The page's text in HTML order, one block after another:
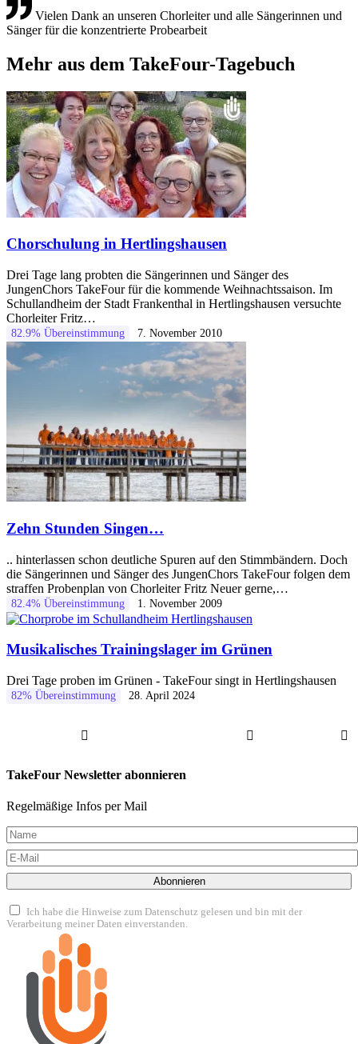
Vielen Dank an unseren Chorleiter und alle Sängerinnen und
Sänger für die konzentrierte Probearbeit
Mehr aus dem TakeFour-Tagebuch
Chorschulung in Hertlingshausen
Drei Tage lang probten die Sängerinnen und Sänger des
JungenChors TakeFour für die kommende Weihnachtssaison. Im
Schullandheim der Stadt Frankenthal in Hertlingshausen versuchte
Chorleiter Fritz…
82.9% Übereinstimmung 7. November 2010
Zehn Stunden Singen…
.. hinterlassen schon deutliche Spuren auf den Stimmbändern. Doch
die Sängerinnen und Sänger des JungenChors TakeFour folgen dem
straffen Probenplan von Chorleiter Fritz Neuer gerne,…
82.4% Übereinstimmung 1. November 2009
Musikalisches Trainingslager im Grünen
Drei Tage proben im Grünen - TakeFour singt in Hertlingshausen
82% Übereinstimmung 28. April 2024
TakeFour Newsletter abonnieren
Regelmäßige Infos per Mail
Abonnieren
Ich habe die Hinweise zum Datenschutz gelesen und bin mit der
Verarbeitung meiner Daten einverstanden.